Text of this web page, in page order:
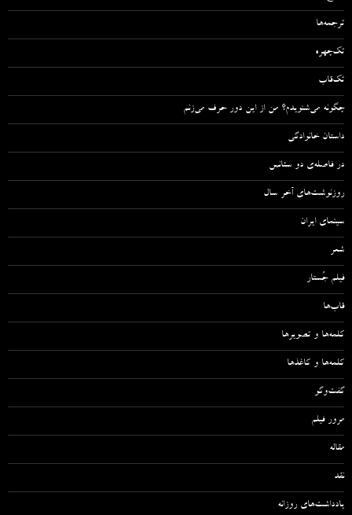
ترجمه‌ها
تک‌چهره
تک‌قاب
چگونه می‌شنویدم؟ من از این دور حرف می‌زنم
داستان خانوادگی
در فاصله‌ی دو سئانس
روزنوشت‌های آخر سال
سینمای ایران
شعر
فیلم جُستار
قاب‌ها
کلمه‌ها و تصویرها
کلمه‌ها و کاغذها
گفت‌وگو
مرور فیلم
مقاله‌
نقد
یادداشت‌های روزانه